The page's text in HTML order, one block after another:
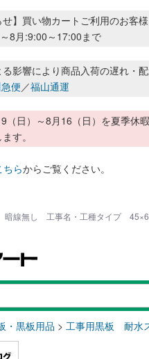
】買い物カートご利用のお客
8月:9:00～17:00まで
影響により商品入荷の遅れ・
便／福山通運
（日）～8月16（日）を夏季休
す。
ちらからご覧ください。
線無し 工事名・工種タイプ
・黒板用品 > 工事用黒板 耐水